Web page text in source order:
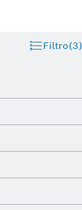
Filtro(3)